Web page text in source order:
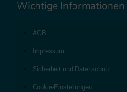
Wichtige Informationen
AGB
Impressum
Sicherheit und Datenschutz
Cookie-Einstellungen